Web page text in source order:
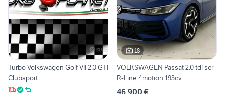
Turbo Volkswagen Golf VII 2.0 GTI
Clubsport
18
VOLKSWAGEN Passat 2.0 tdi scr
R-Line 4motion 193cv